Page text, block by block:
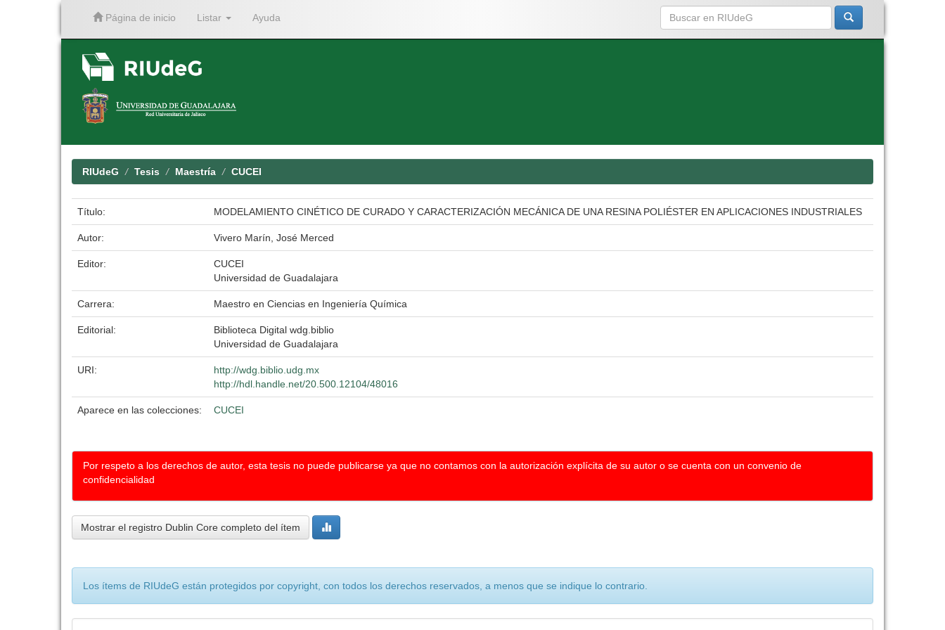
Página de inicio Listar Ayuda
RIUdeG Tesis Maestría CUCEI
Título: MODELAMIENTO CINÉTICO DE CURADO Y CARACTERIZACIÓN MECÁNICA DE UNA RESINA POLIÉSTER EN APLICACIONES INDUSTRIALES
Autor: Vivero Marín, José Merced
Editor:
CUCEI
Universidad de Guadalajara
Carrera: Maestro en Ciencias en Ingeniería Química
Editorial:
Biblioteca Digital wdg.biblio
Universidad de Guadalajara
URI:
http://wdg.biblio.udg.mx
http://hdl.handle.net/20.500.12104/48016
Aparece en las colecciones: CUCEI
Por respeto a los derechos de autor, esta tesis no puede publicarse ya que no contamos con la autorización explícita de su autor o se cuenta con un convenio de
confidencialidad
Mostrar el registro Dublin Core completo del ítem
Los ítems de RIUdeG están protegidos por copyright, con todos los derechos reservados, a menos que se indique lo contrario.